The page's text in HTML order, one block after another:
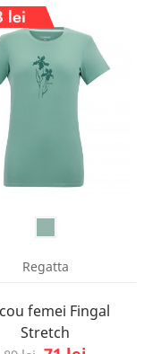
lei
Regatta
femei Fingal
Stretch